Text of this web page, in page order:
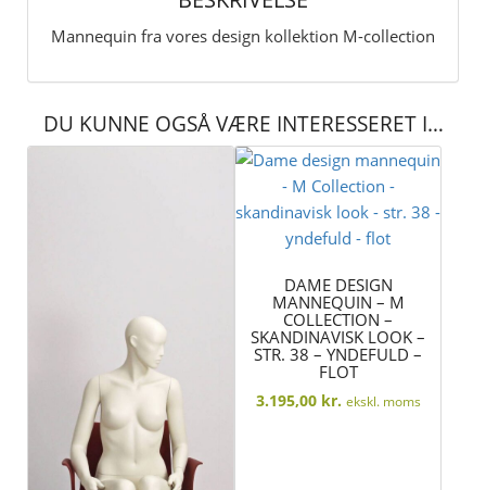
-
flot
Mannequin fra vores design kollektion M-collection
DU KUNNE OGSÅ VÆRE INTERESSERET I…
DAME DESIGN
MANNEQUIN – M
COLLECTION –
SKANDINAVISK LOOK –
STR. 38 – YNDEFULD –
FLOT
3.195,00 kr. ekskl. moms